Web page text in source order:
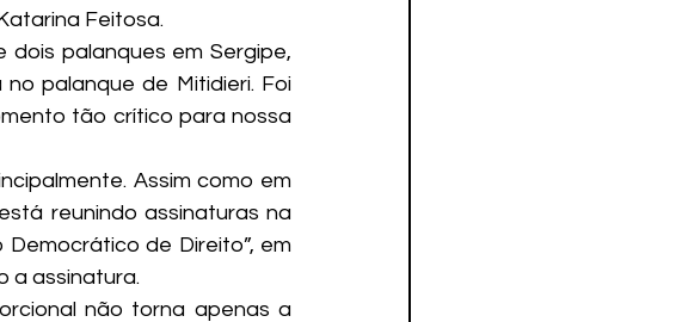
Feitosa.
dois palanques em Sergipe,
palanque de Mitidieri. Foi
tão crítico para nossa
Assim como em
reunindo assinaturas na
de Direito”, em
a assinatura.
não torna apenas a